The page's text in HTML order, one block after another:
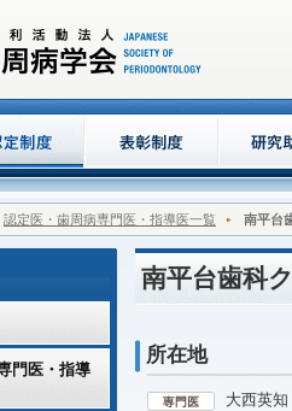
認定医・歯周病専門医・指導医一覧 南平台
南平台歯科
所在地
大西英知
門医・指導